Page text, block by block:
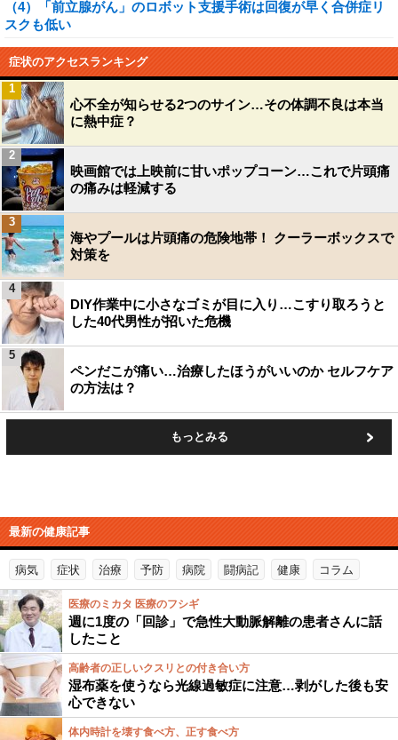
（4）「前立腺がん」のロボット支援手術は回復が早く合併症リ
スクも低い
症状のアクセスランキング
心不全が知らせる2つのサイン…その体調不良は本当
に熱中症？
1
映画館では上映前に甘いポップコーン…これで片頭痛
の痛みは軽減する
2
海やプールは片頭痛の危険地帯！ クーラーボックスで
対策を
3
DIY作業中に小さなゴミが目に入り…こすり取ろうと
した40代男性が招いた危機
4
ペンだこが痛い…治療したほうがいいのか セルフケア
の方法は？
5
もっとみる
最新の健康記事
病気 症状 治療 予防 病院 闘病記 健康 コラム
医療のミカタ 医療のフシギ
週に1度の「回診」で急性大動脈解離の患者さんに話
したこと
高齢者の正しいクスリとの付き合い方
湿布薬を使うなら光線過敏症に注意…剥がした後も安
心できない
体内時計を壊す食べ方、正す食べ方